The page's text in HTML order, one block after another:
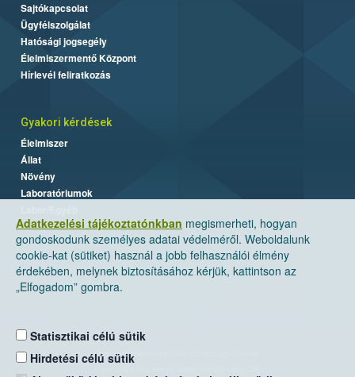
Adatkezelési tájékoztatónkban megismerheti, hogyan
gondoskodunk személyes adatai védelméről. Weboldalunk
cookie-kat (sütiket) használ a jobb felhasználói élmény
érdekében, melynek biztosításához kérjük, kattintson az
„Elfogadom” gombra.
Statisztikai célú sütik
Hirdetési célú sütik
Sajtókapcsolat
Ügyfélszolgálat
Hatósági jogsegély
Élelmiszermentő Központ
Hírlevél feliratkozás
Gyakori kérdések
Élelmiszer
Állat
Növény
Laboratóriumok
Nemzeti Élelmiszerlánc-biztonsági Hivatal